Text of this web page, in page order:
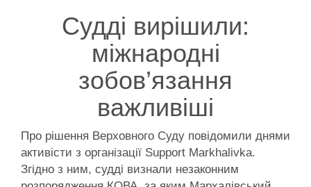
Судді вирішили:
міжнародні
зобов’язання
важливіші
Про рішення Верховного Суду повідомили днями
активісти з організації Support Markhalivka.
Згідно з ним, судді визнали незаконним